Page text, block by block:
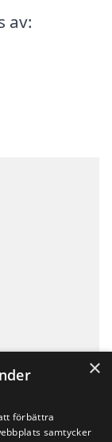
av:
×
förbättra
samtycker